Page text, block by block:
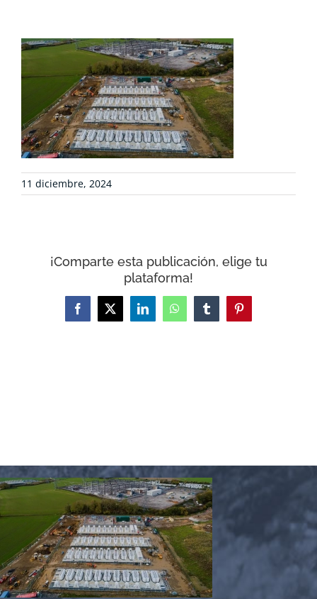
COLABORA
RECURSOS
CARRITO
11 diciembre, 2024
¡Comparte esta publicación, elige tu
plataforma!
Facebook
X LinkedInWhatsAppTumblrPinterest